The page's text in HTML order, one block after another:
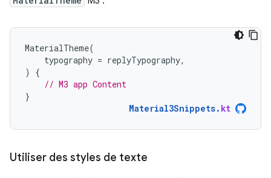
MaterialTheme(
typography = replyTypography,
)
{
// M3 app Content
}
Material3Snippets. kt
Utiliser des styles de texte